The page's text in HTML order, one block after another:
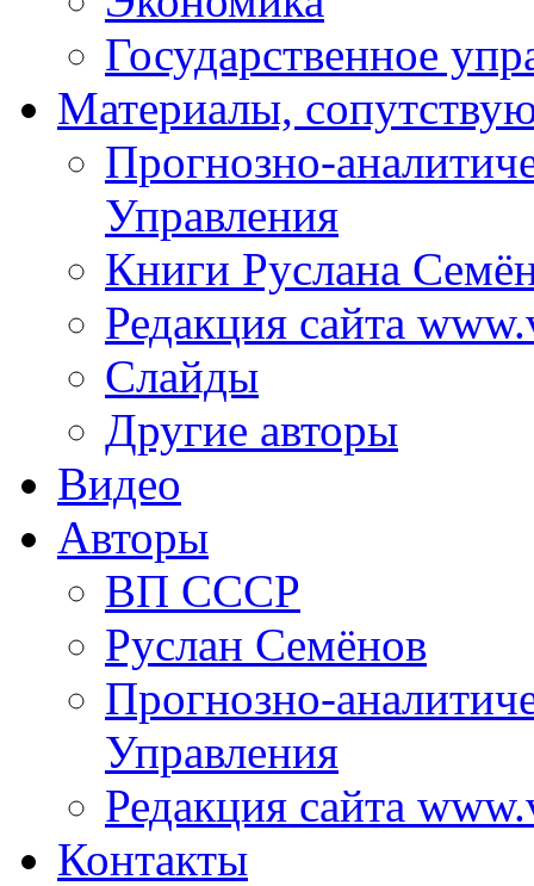
Государственное
Материалы,
Прогнозно-
Управления
Книги Руслана
Редакция сайта
Слайды
Другие авторы
Видео
Авторы
ВП СССР
Руслан Семёнов
Прогнозно-
Управления
Редакция сайта
Контакты